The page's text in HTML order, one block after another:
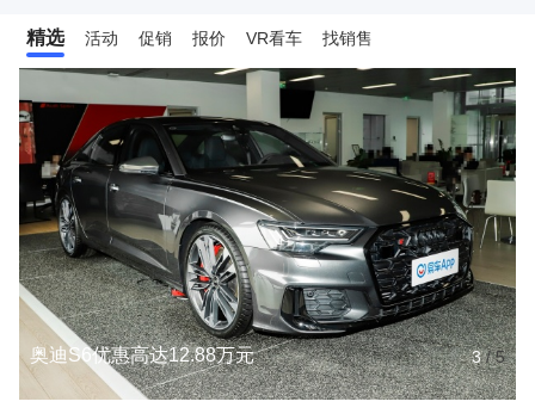
精选 活动 促销 报价 VR看车 找销售
奥迪S6优惠高达12.88万元 3/5